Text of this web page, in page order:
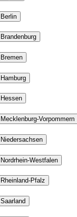
Berlin
Brandenburg
Bremen
Hamburg
Hessen
Mecklenburg-Vorpommern
Niedersachsen
Nordrhein-Westfalen
Rheinland-Pfalz
Saarland